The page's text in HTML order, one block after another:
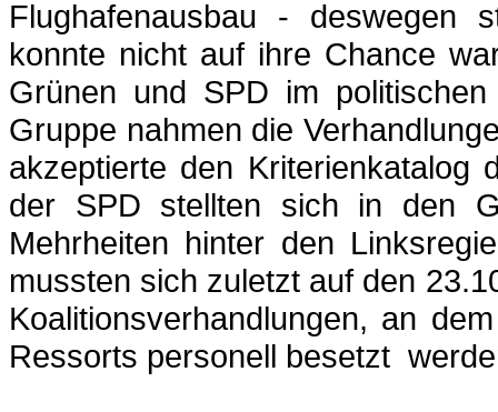
Flughafenausbau - deswegen
konnte nicht auf ihre Chance
Grünen und SPD im
Gruppe nahmen die
akzeptierte den
der SPD stellten sich in den
Mehrheiten hinter den
mussten sich zuletzt auf den
Koalitionsverhandlungen, an
Ressorts personell besetzt